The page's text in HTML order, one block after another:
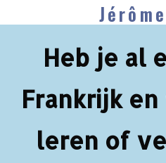
Heb je al
Frankrijk
leren of